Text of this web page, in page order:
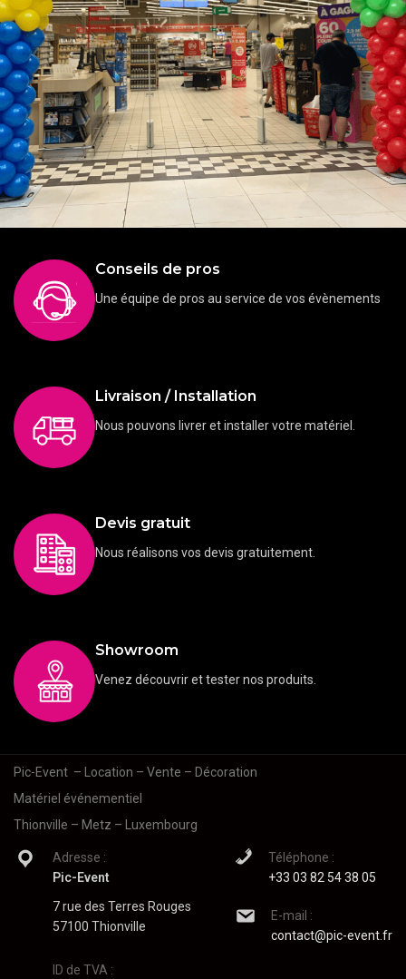
AnniversaireBallons Décoration Evénement entreprises
Décoration de ballons pour les professionnels
Conseils de pros
Une équipe de pros au service de vos évènements
Livraison / Installation
Nous pouvons livrer et installer votre matériel.
Devis gratuit
Nous réalisons vos devis gratuitement.
Showroom
Venez découvrir et tester nos produits.
Pic-Event – Location – Vente – Décoration
Matériel événementiel
Thionville – Metz – Luxembourg
Adresse :
Pic-Event
7 rue des Terres Rouges
57100 Thionville
ID de TVA :
Téléphone :
+33 03 82 54 38 05
E-mail :
contact@pic-event.fr